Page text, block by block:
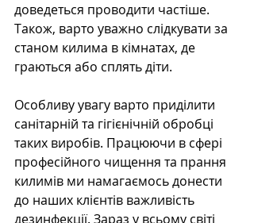
доведеться проводити частіше.
Також, варто уважно слідкувати за
станом килима в кімнатах, де
граються або сплять діти.
Особливу увагу варто приділити
санітарній та гігієнічній обробці
таких виробів. Працюючи в сфері
професійного чищення та прання
килимів ми намагаємось донести
до наших клієнтів важливість
дезинфекції. Зараз у всьому світі